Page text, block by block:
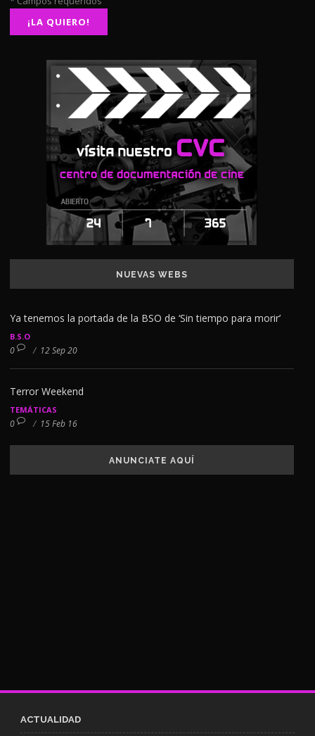
NUEVAS WEBS
Ya tenemos la portada de la BSO de ‘Sin tiempo para morir’
B.S.O
0 / 12 Sep 20
Terror Weekend
TEMÁTICAS
0 / 15 Feb 16
ANUNCIATE AQUÍ
ACTUALIDAD